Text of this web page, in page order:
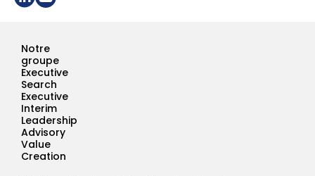
Notre
groupe
Executive
Search
Executive
Interim
Leadership
Advisory
Value
Creation